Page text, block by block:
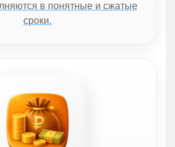
в понятные и сжатые
сроки.